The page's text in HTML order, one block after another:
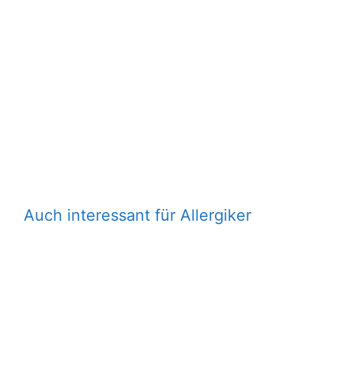
Auch interessant für Allergiker